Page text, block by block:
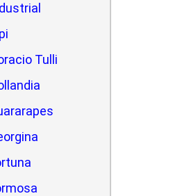
Tulli